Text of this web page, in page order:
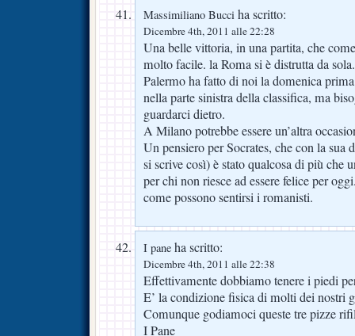
Massimiliano Bucci ha scritto:
Dicembre 4th, 2011 alle 22:28
Una belle vittoria, in una partita, che
molto facile. la Roma si è distrutta da
Palermo ha fatto di noi la domenica
nella parte sinistra della classifica, ma
guardarci dietro.
A Milano potrebbe essere un’altra
Un pensiero per Socrates, che con la sua
si scrive così) è stato qualcosa di più che
per chi non riesce ad essere felice per
come possono sentirsi i romanisti.
I pane ha scritto:
Dicembre 4th, 2011 alle 22:38
Effettivamente dobbiamo tenere i piedi
E’ la condizione fisica di molti dei nostri
Comunque godiamoci queste tre pizze
I Pane